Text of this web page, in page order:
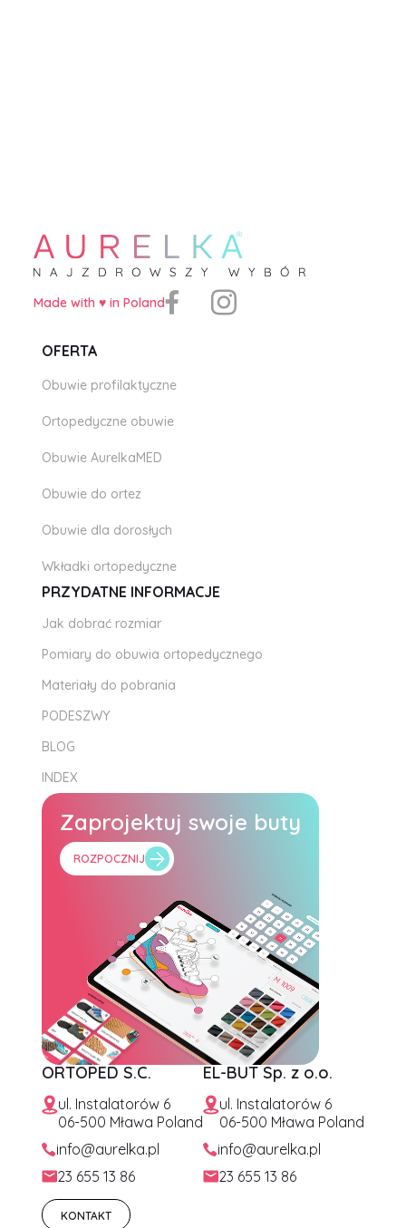
Made with ♥️ in Poland
OFERTA
Obuwie profilaktyczne
Ortopedyczne obuwie
Obuwie AurelkaMED
Obuwie do ortez
Obuwie dla dorosłych
Wkładki ortopedyczne
PRZYDATNE INFORMACJE
Jak dobrać rozmiar
Pomiary do obuwia ortopedycznego
Materiały do pobrania
PODESZWY
BLOG
INDEX
Zaprojektuj swoje buty
ROZPOCZNIJ
ORTOPED S.C.
ul. Instalatorów 6
06-500 Mława Poland
info@aurelka.pl
23 655 13 86
KONTAKT
EL-BUT Sp. z o.o.
ul. Instalatorów 6
06-500 Mława Poland
info@aurelka.pl
23 655 13 86